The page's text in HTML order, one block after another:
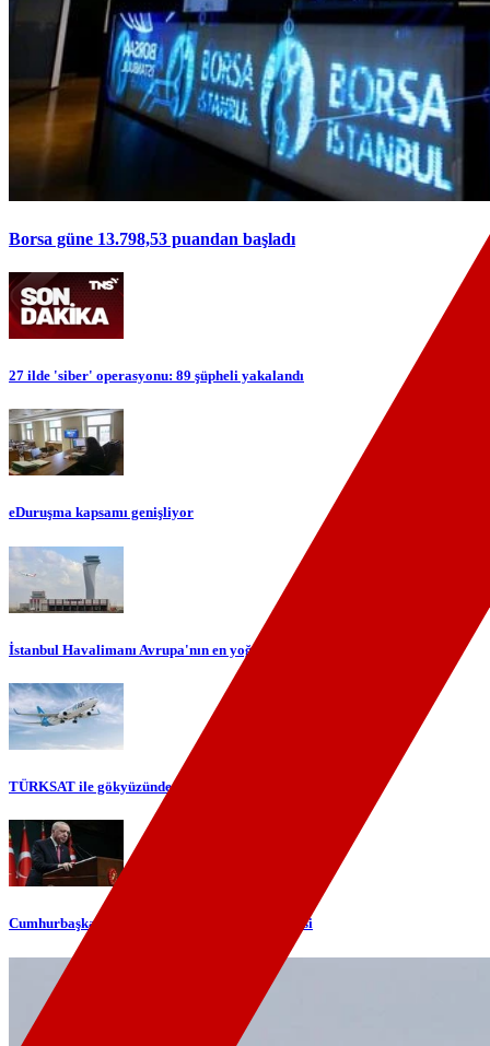
Borsa güne 13.798,53 puandan başladı
27 ilde 'siber' operasyonu: 89 şüpheli yakalandı
eDuruşma kapsamı genişliyor
İstanbul Havalimanı Avrupa'nın en yoğun havalimanı oldu
TÜRKSAT ile gökyüzünde yerli internet dönemi başlıyor
Cumhurbaşkanı Erdoğan'dan telefon diplomasisi